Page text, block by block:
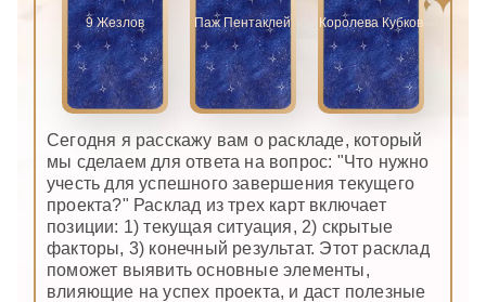
9 Жезлов Паж Пентаклей Королева Кубков
Сегодня я расскажу вам о раскладе, который
мы сделаем для ответа на вопрос: "Что нужно
учесть для успешного завершения текущего
проекта?" Расклад из трех карт включает
позиции: 1) текущая ситуация, 2) скрытые
факторы, 3) конечный результат. Этот расклад
поможет выявить основные элементы,
влияющие на успех проекта, и даст полезные